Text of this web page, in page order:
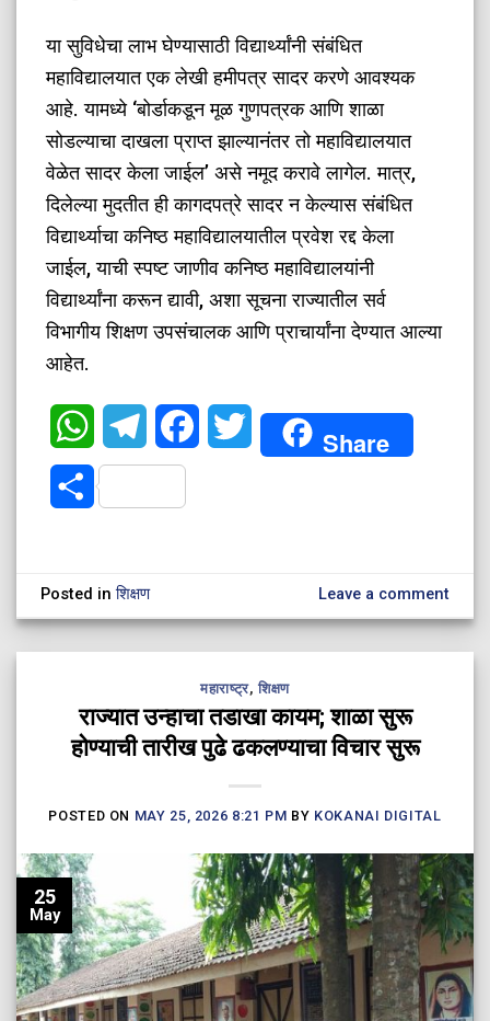
​या सुविधेचा लाभ घेण्यासाठी विद्यार्थ्यांनी संबंधित
महाविद्यालयात एक लेखी हमीपत्र सादर करणे आवश्यक
आहे. यामध्ये ‘बोर्डाकडून मूळ गुणपत्रक आणि शाळा
सोडल्याचा दाखला प्राप्त झाल्यानंतर तो महाविद्यालयात
वेळेत सादर केला जाईल’ असे नमूद करावे लागेल. मात्र,
दिलेल्या मुदतीत ही कागदपत्रे सादर न केल्यास संबंधित
विद्यार्थ्याचा कनिष्ठ महाविद्यालयातील प्रवेश रद्द केला
जाईल, याची स्पष्ट जाणीव कनिष्ठ महाविद्यालयांनी
विद्यार्थ्यांना करून द्यावी, अशा सूचना राज्यातील सर्व
विभागीय शिक्षण उपसंचालक आणि प्राचार्यांना देण्यात आल्या
आहेत.
WhatsAppTelegramFacebookTwitter Share
Share
Posted inशिक्षण Leave a comment
महाराष्ट्र,शिक्षण
राज्यात उन्हाचा तडाखा कायम; शाळा सुरू
होण्याची तारीख पुढे ढकलण्याचा विचार सुरू
POSTED ON MAY 25, 2026 8:21 PM BY KOKANAI DIGITAL
25
May